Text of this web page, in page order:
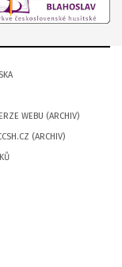
WEBU (ARCHIV)
(ARCHIV)